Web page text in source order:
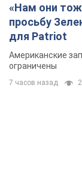
«Нам они
просьбу
для Patriot
Американские
ограничены
7 часов назад